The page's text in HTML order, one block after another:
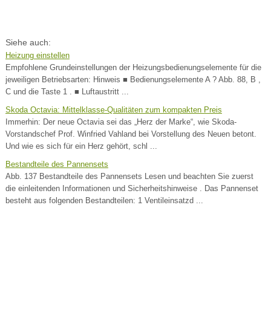
Siehe auch:
Heizung einstellen
Empfohlene Grundeinstellungen der Heizungsbedienungselemente für die
jeweiligen Betriebsarten: Hinweis ■ Bedienungselemente A ? Abb. 88, B ,
C und die Taste 1 . ■ Luftaustritt ...
Skoda Octavia: Mittelklasse-Qualitäten zum kompakten Preis
Immerhin: Der neue Octavia sei das „Herz der Marke“, wie Skoda-
Vorstandschef Prof. Winfried Vahland bei Vorstellung des Neuen betont.
Und wie es sich für ein Herz gehört, schl ...
Bestandteile des Pannensets
Abb. 137 Bestandteile des Pannensets Lesen und beachten Sie zuerst
die einleitenden Informationen und Sicherheitshinweise . Das Pannenset
besteht aus folgenden Bestandteilen: 1 Ventileinsatzd ...